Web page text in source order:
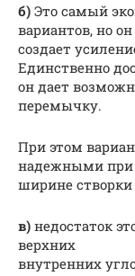
б) Это самый
вариантов, но он
создает
Единственно
он дает
перемычку.
При этом
надежными при
ширине створки
в) недостаток
верхних
внутренних